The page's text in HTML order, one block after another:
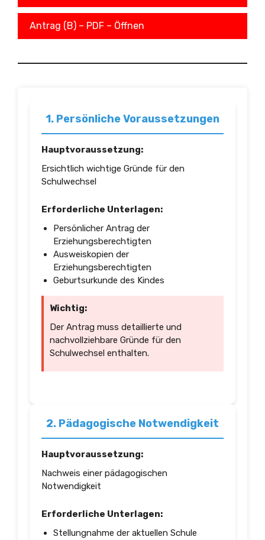
Antrag (B) – PDF – Öffnen
1. Persönliche Voraussetzungen
Hauptvoraussetzung:
Ersichtlich wichtige Gründe für den
Schulwechsel
Erforderliche Unterlagen:
Persönlicher Antrag der
Erziehungsberechtigten
Ausweiskopien der
Erziehungsberechtigten
Geburtsurkunde des Kindes
Wichtig:
Der Antrag muss detaillierte und
nachvollziehbare Gründe für den
Schulwechsel enthalten.
2. Pädagogische Notwendigkeit
Hauptvoraussetzung:
Nachweis einer pädagogischen
Notwendigkeit
Erforderliche Unterlagen:
Stellungnahme der aktuellen Schule